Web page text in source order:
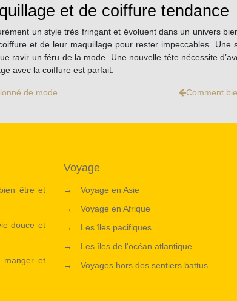
et de coiffure tendance
un style très fringant et évoluent dans un univers
et de leur maquillage pour rester impeccables.
ravir un féru de la mode. Une nouvelle tête nécessite
avec la coiffure est parfait.
de mode Comment
être et
douce et
manger et
Voyage
→
Voyage en Asie
→
Voyage en Afrique
→
Les îles pacifiques
→
Les îles de l'océan atlantique
→
Voyages hors des sentiers battus